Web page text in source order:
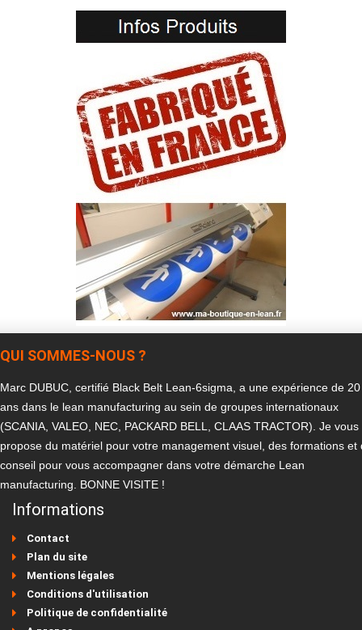
QUI SOMMES-NOUS ?
Marc DUBUC, certifié Black Belt Lean-6sigma, a une expérience de 20
ans dans le lean manufacturing au sein de groupes internationaux
(SCANIA, VALEO, NEC, PACKARD BELL, CLAAS TRACTOR). Je vous
propose du matériel pour votre management visuel, des formations et
conseil pour vous accompagner dans votre démarche Lean
manufacturing. BONNE VISITE !
Informations
Contact
Plan du site
Mentions légales
Conditions d'utilisation
Politique de confidentialité